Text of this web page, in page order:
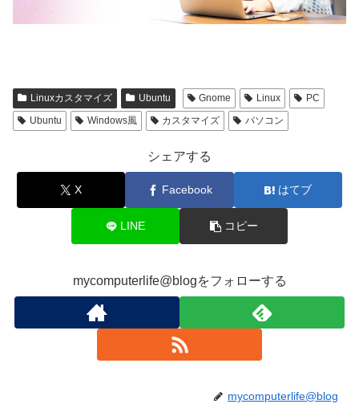
Linuxカスタマイズ Ubuntu Gnome Linux
PC
Ubuntu
Windows風 カスタマイズ パソコン
シェアする
X Facebook はてブ
LINE コピー
mycomputerlife@blogをフォローする
mycomputerlife@blog